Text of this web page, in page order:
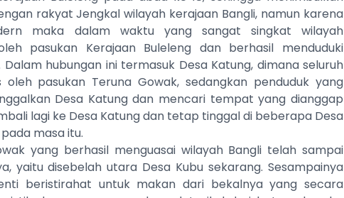
rakyat Jengkal wilayah kerajaan Bangli, namun karena
maka dalam waktu yang sangat singkat wilayah
pasukan Kerajaan Buleleng dan berhasil menduduki
hubungan ini termasuk Desa Katung, dimana seluruh
pasukan Teruna Gowak, sedangkan penduduk yang
Desa Katung dan mencari tempat yang dianggap
lagi ke Desa Katung dan tetap tinggal di beberapa Desa
masa itu.
yang berhasil menguasai wilayah Bangli telah sampai
yaitu disebelah utara Desa Kubu sekarang. Sesampainya
beristirahat untuk makan dari bekalnya yang secara